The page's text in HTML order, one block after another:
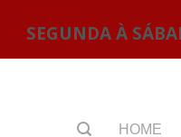
SEGUNDA À
HOME